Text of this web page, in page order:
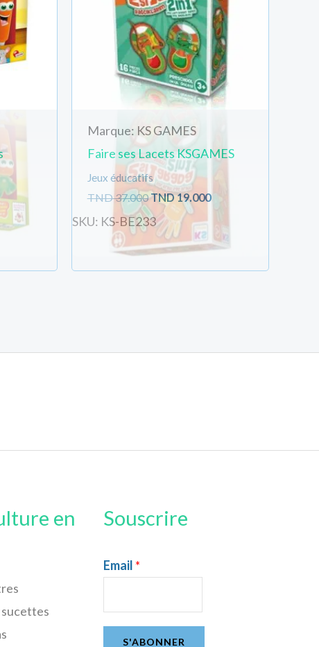
Marque: KS GAMES
Faire ses Lacets KSGAMES
Jeux éducatifs
TND37.000TND19.000
SKU: KS-BE233
en
Souscrire
Email *
S'ABONNER